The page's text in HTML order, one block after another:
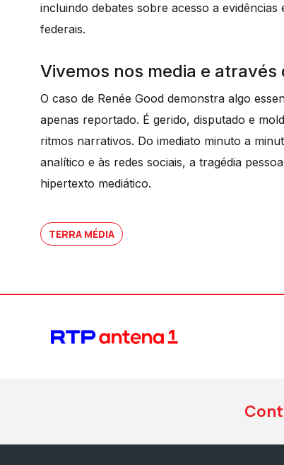
incluindo debates sobre acesso a
federais.
Vivemos nos media e através
O caso de Renée Good demonstra algo
apenas reportado. É gerido, disputado e
ritmos narrativos. Do imediato minuto a
analítico e às redes sociais, a tragédia
hipertexto mediático.
TERRA MÉDIA